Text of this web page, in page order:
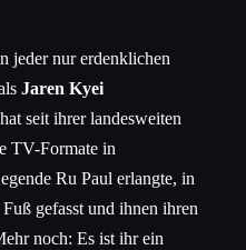
jeder nur erdenklichen
Jaren Kyei
seit ihrer landesweiten
TV-Formate in
Ru Paul erlangte, in
gefasst und ihnen ihren
noch: Es ist ihr ein